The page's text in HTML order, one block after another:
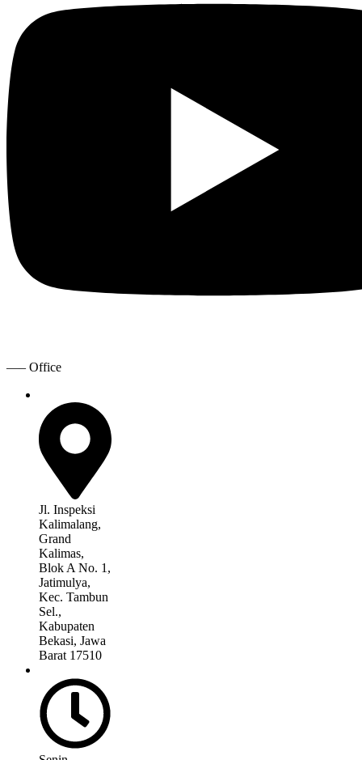
—– Office
Jl. Inspeksi
Kalimalang,
Grand
Kalimas,
Blok A No. 1,
Jatimulya,
Kec. Tambun
Sel.,
Kabupaten
Bekasi, Jawa
Barat 17510